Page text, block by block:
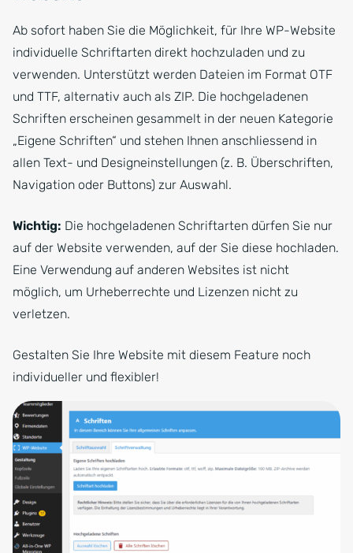
Ab sofort haben Sie die Möglichkeit, für Ihre WP-Website
individuelle Schriftarten direkt hochzuladen und zu
verwenden. Unterstützt werden Dateien im Format OTF
und TTF, alternativ auch als ZIP. Die hochgeladenen
Schriften erscheinen gesammelt in der neuen Kategorie
„Eigene Schriften“ und stehen Ihnen anschliessend in
allen Text- und Designeinstellungen (z. B. Überschriften,
Navigation oder Buttons) zur Auswahl.
Wichtig: Die hochgeladenen Schriftarten dürfen Sie nur
auf der Website verwenden, auf der Sie diese hochladen.
Eine Verwendung auf anderen Websites ist nicht
möglich, um Urheberrechte und Lizenzen nicht zu
verletzen.
Gestalten Sie Ihre Website mit diesem Feature noch
individueller und flexibler!